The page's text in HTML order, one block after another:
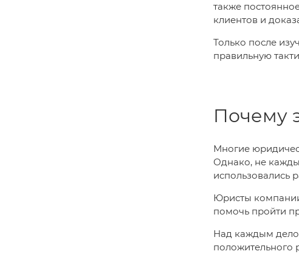
также
клиентов и
Только после
правильную
Почему
Многие
Однако, не
использовались
Юристы
помочь пройти
Над каждым
положительного